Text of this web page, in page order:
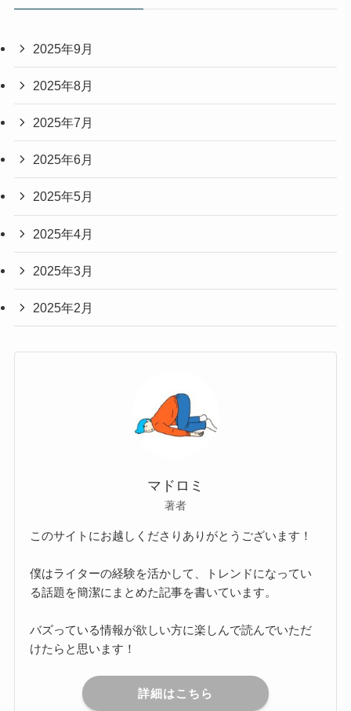
2025年9月
2025年8月
2025年7月
2025年6月
2025年5月
2025年4月
2025年3月
2025年2月
マドロミ
著者
このサイトにお越しくださりありがとうございます！
僕はライターの経験を活かして、トレンドになってい
る話題を簡潔にまとめた記事を書いています。
バズっている情報が欲しい方に楽しんで読んでいただ
けたらと思います！
詳細はこちら